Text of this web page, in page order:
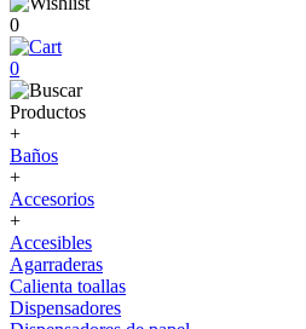
0
0
Productos
+
Baños
+
Accesorios
+
Accesibles
Agarraderas
Calienta toallas
Dispensadores